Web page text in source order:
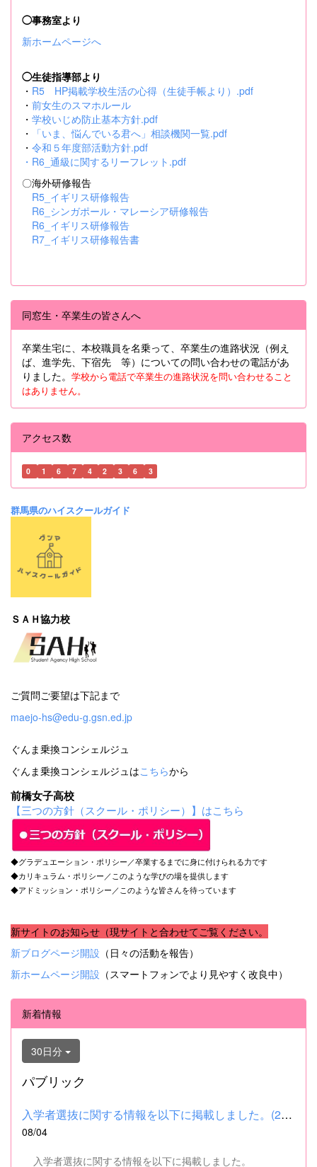
◯事務室より
新ホームページへ
◯生徒指導部より
・ R5 HP掲載学校生活の心得（生徒手帳より）.pdf
・ 前女生のスマホルール
・ 学校いじめ防止基本方針.pdf
・
「いま、悩んでいる君へ」相談機関一覧.pdf
・ 令和５年度部活動方針.pdf
・ R6_通級に関するリーフレット.pdf
〇海外研修報告
R5_イギリス研修報告
R6_シンガポール・マレーシア研修報告
R6_イギリス研修報告
R7_イギリス研修報告書
同窓生・卒業生の皆さんへ
卒業生宅に、本校職員を名乗って、卒業生の進路状況（例え
ば、進学先、下宿先 等）についての問い合わせの電話があ
りました。 学校から電話で卒業生の進路状況を問い合わせること
はありません。
アクセス数
0 1 6 7 4 2 3 6 3
群馬県のハイスクールガイド
ＳＡＨ協力校
ご質問ご要望は下記まで
maejo-hs@edu-g.gsn.ed.jp
ぐんま乗換コンシェルジュ
ぐんま乗換コンシェルジュはこちらから
前橋女子高校
【三つの方針（スクール・ポリシー）】はこちら
◆グラデュエーション・ポリシー／卒業するまでに身に付けられる力です
◆カリキュラム・ポリシー／このような学びの場を提供します
◆アドミッション・ポリシー／このような皆さんを待っています
新サイトのお知らせ（現サイトと合わせてご覧ください。
新ブログページ開設 （日々の活動を報告）
新ホームページ開設 （スマートフォンでより見やすく改良中）
新着情報
30日分
パブリック
入学者選抜に関する情報を以下に掲載しました。(2026.8.4) ■令和...
08/04
入学者選抜に関する情報を以下に掲載しました。